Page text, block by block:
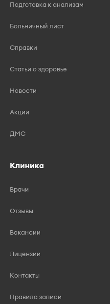
Подготовка к анализам
Больничный лист
Справки
Статьи о здоровье
Новости
Акции
ДМС
Клиника
Врачи
Отзывы
Вакансии
Лицензии
Контакты
Правила записи